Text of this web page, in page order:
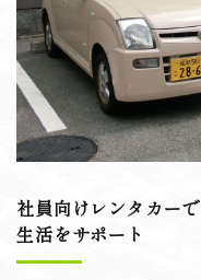
社員向けレンタカーで
生活をサポート